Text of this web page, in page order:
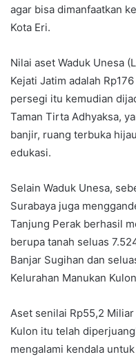
agar bisa dimanfaatkan
Kota Eri.
Nilai aset Waduk Unesa
Kejati Jatim adalah
persegi itu kemudian
Taman Tirta Adhyaksa,
banjir, ruang terbuka
edukasi.
Selain Waduk Unesa,
Surabaya juga
Tanjung Perak berhasil
berupa tanah seluas
Banjar Sugihan dan
Kelurahan Manukan
Aset senilai Rp55,2
Kulon itu telah
mengalami kendala